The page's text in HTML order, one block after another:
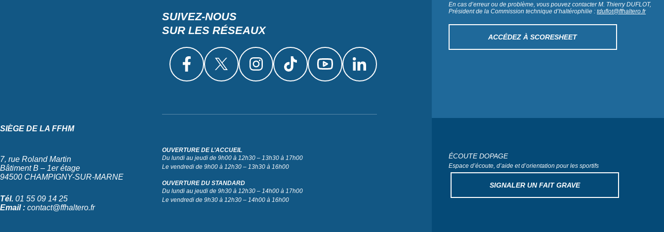
SUIVEZ-NOUS
SUR LES RÉSEAUX
SIÈGE DE LA FFHM
7, rue Roland Martin
Bâtiment B – 1er étage
94500 CHAMPIGNY-SUR-MARNE
Tél. 01 55 09 14 25
Email : contact@ffhaltero.fr
OUVERTURE DE L’ACCUEIL
Du lundi au jeudi de 9h00 à 12h30 – 13h30 à 17h00
Le vendredi de 9h00 à 12h30 – 13h30 à 16h00
OUVERTURE DU STANDARD
Du lundi au jeudi de 9h30 à 12h30 – 14h00 à 17h00
Le vendredi de 9h30 à 12h30 – 14h00 à 16h00
En cas d’erreur ou de problème, vous pouvez contacter M. Thierry DUFLOT,
Président de la Commission technique d’haltérophilie :tduflot@ffhaltero.fr
ACCÉDEZ À SCORESHEET
ÉCOUTE DOPAGE
Espace d’écoute, d’aide et d’orientation pour les sportifs
SIGNALER UN FAIT GRAVE